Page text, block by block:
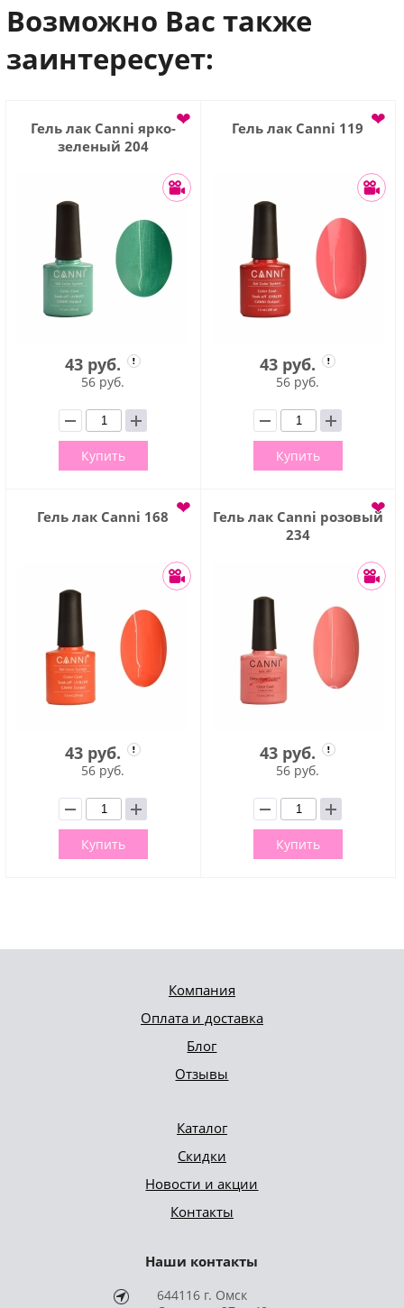
Возможно Вас также
заинтересует:
Гель лак Сanni ярко-
зеленый 204
❤
43 руб.
56 руб.
Купить
Гель лак Сanni 119 ❤
43 руб.
56 руб.
Купить
Гель лак Сanni 168 ❤
43 руб.
56 руб.
Купить
Гель лак Сanni розовый
234
❤
43 руб.
56 руб.
Купить
Компания
Оплата и доставка
Блог
Отзывы
Каталог
Скидки
Новости и акции
Контакты
Наши контакты
644116 г. Омск